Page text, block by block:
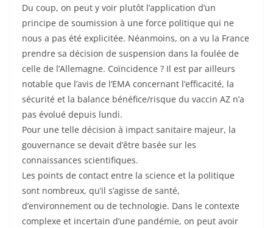
Du coup, on peut y voir plutôt l’application d’un
principe de soumission à une force politique qui ne
nous a pas été explicitée. Néanmoins, on a vu la France
prendre sa décision de suspension dans la foulée de
celle de l’Allemagne. Coïncidence ? Il est par ailleurs
notable que l’avis de l’EMA concernant l’efficacité, la
sécurité et la balance bénéfice/risque du vaccin AZ n’a
pas évolué depuis lundi.
Pour une telle décision à impact sanitaire majeur, la
gouvernance se devait d’être basée sur les
connaissances scientifiques.
Les points de contact entre la science et la politique
sont nombreux, qu’il s’agisse de santé,
d’environnement ou de technologie. Dans le contexte
complexe et incertain d’une pandémie, on peut avoir